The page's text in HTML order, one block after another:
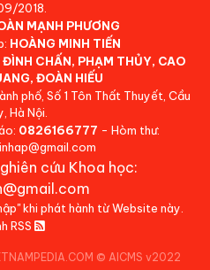
2018.
MẠNH PHƯƠNG
HOÀNG MINH TIẾN
CHẤN, PHẠM THỦY, CAO
ĐOÀN HIẾU
phố, Số 1 Tôn Thất Thuyết, Cầu
Hà Nội.
0826166777 - Hòm thư:
cứu Khoa học:
khi phát hành từ Website này.
RSS
© AICMS v2022